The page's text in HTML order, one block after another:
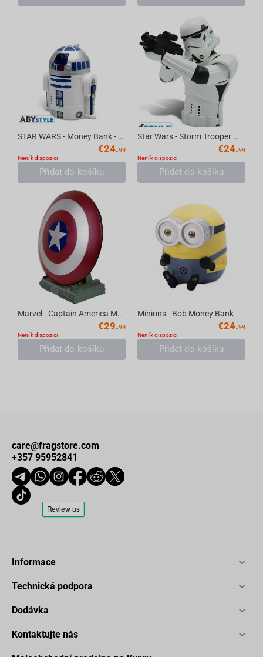
STAR WARS - Money Bank - R2D2
€24.99
Není k dispozici
Přidat do košíku
Star Wars - Storm Trooper Money Bank
€24.99
Není k dispozici
Přidat do košíku
Marvel - Captain America Money Bank Bust - 25cm
€29.99
Není k dispozici
Přidat do košíku
Minions - Bob Money Bank
€24.99
Není k dispozici
Přidat do košíku
care@fragstore.com
+357 95952841
Informace
Technická podpora
Dodávka
Kontaktujte nás